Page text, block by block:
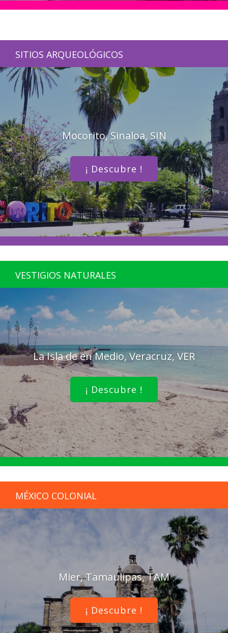
SITIOS ARQUEOLÓGICOS
Mocorito, Sinaloa, SIN
¡ Descubre !
VESTIGIOS NATURALES
La Isla de en Medio, Veracruz, VER
¡ Descubre !
MÉXICO COLONIAL
Mier, Tamaulipas, TAM
¡ Descubre !